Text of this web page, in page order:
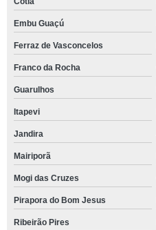
Embu Guaçú
Ferraz de Vasconcelos
Franco da Rocha
Guarulhos
Itapevi
Jandira
Mairiporã
Mogi das Cruzes
Pirapora do Bom Jesus
Ribeirão Pires